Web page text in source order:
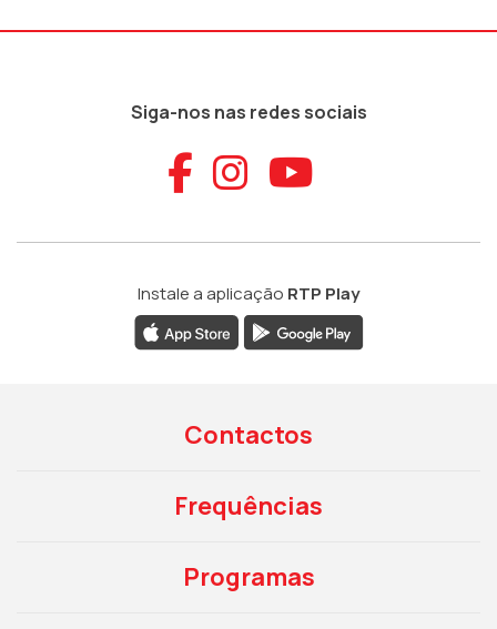
Siga-nos nas redes sociais
Aceder ao
Aceder ao
Aceder
Instale a aplicação RTP Play
Contactos
Frequências
Programas